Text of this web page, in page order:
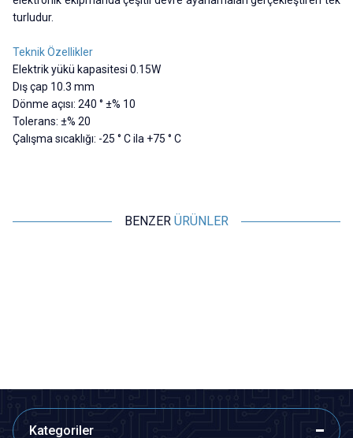
turludur.
Teknik Özellikler
Elektrik yükü kapasitesi 0.15W
Dış çap 10.3 mm
Dönme açısı: 240 ° ±% 10
Tolerans: ±% 20
Çalışma sıcaklığı: -25 ° C ila +75 ° C
BENZER ÜRÜNLER
Kategoriler